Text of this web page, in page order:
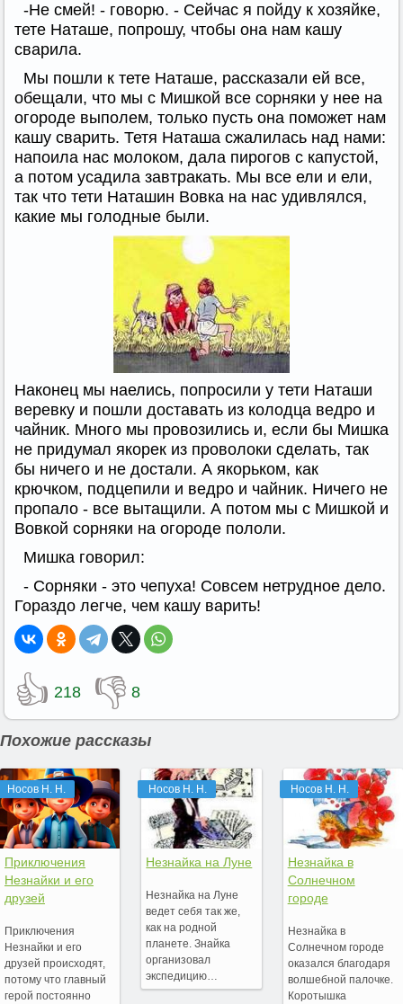
-Не смей! - говорю. - Сейчас я пойду к хозяйке,
тете Наташе, попрошу, чтобы она нам кашу
сварила.
Мы пошли к тете Наташе, рассказали ей все,
обещали, что мы с Мишкой все сорняки у нее на
огороде выполем, только пусть она поможет нам
кашу сварить. Тетя Наташа сжалилась над нами:
напоила нас молоком, дала пирогов с капустой,
а потом усадила завтракать. Мы все ели и ели,
так что тети Наташин Вовка на нас удивлялся,
какие мы голодные были.
Наконец мы наелись, попросили у тети Наташи
веревку и пошли доставать из колодца ведро и
чайник. Много мы провозились и, если бы Мишка
не придумал якорек из проволоки сделать, так
бы ничего и не достали. А якорьком, как
крючком, подцепили и ведро и чайник. Ничего не
пропало - все вытащили. А потом мы с Мишкой и
Вовкой сорняки на огороде пололи.
Мишка говорил:
- Сорняки - это чепуха! Совсем нетрудное дело.
Гораздо легче, чем кашу варить!
👍 218 👎 8
Похожие рассказы
Носов Н. Н.
Приключения
Незнайки и его
друзей
Приключения
Незнайки и его
друзей происходят,
потому что главный
герой постоянно
Носов Н. Н.
Незнайка на Луне
Незнайка на Луне
ведет себя так же,
как на родной
планете. Знайка
организовал
экспедицию…
Носов Н. Н.
Незнайка в
Солнечном
городе
Незнайка в
Солнечном городе
оказался благодаря
волшебной палочке.
Коротышка